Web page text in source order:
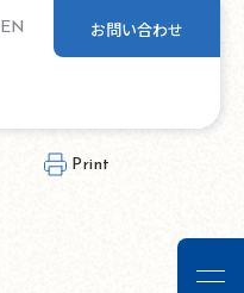
EN お問い合わせ
Print